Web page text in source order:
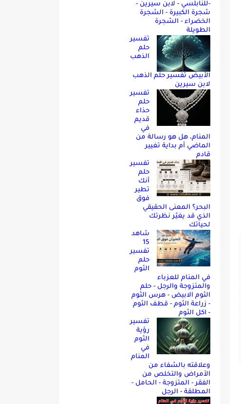
-للنابلسي - لابن سيرين -
شجرة الكبيرة - الشجرة
الخضراء - الشجرة
الطويلة
تفسير
حلم
الذهب
الأبيض تفسير حلم الذهب
لابن سيرين
تفسير
حلم
حذاء
قديم
في
المنام، هل هو رسالة من
الماضي أم بداية تغيير
قادم
تفسير
حلم
أنك
تطير
فوق
البحر؟ المعنى الحقيقي
الذي قد يغيّر نظرتك
لحياتك
شاهد
15
تفسير
حلم
الثوم
في المنام للعزباء
والمتزوجة والرجل - حلم
الثوم الابيض - هرس الثوم
- زراعة الثوم - قطف الثوم
- اكل الثوم
تفسير
رؤية
الثوم
في
المنام
وعلاقته بالشفاء من
الأمراض والتخلص من
الفقر - المتزوجة - الحامل -
المطلقة - الرجل